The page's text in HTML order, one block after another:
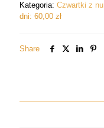
-
Arkana
Kategoria: Czwartki z
dni: 60,00 zł
Share